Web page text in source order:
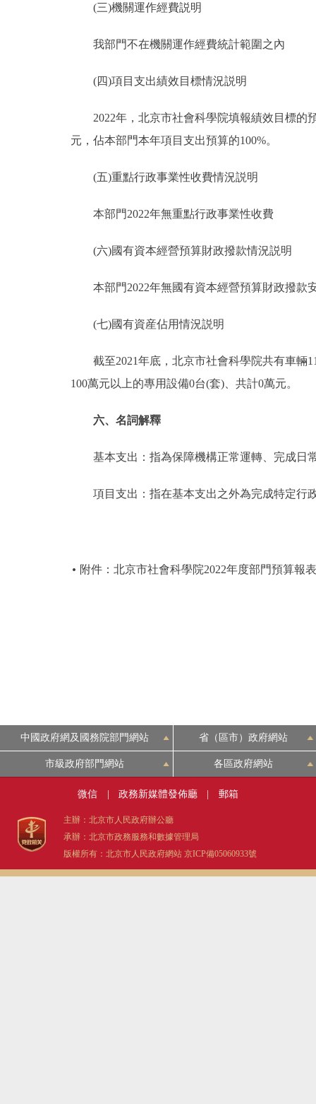
(三)機關運作經費説明
我部門不在機關運作經費統計範圍之內
(四)項目支出績效目標情況説明
2022年，北京市社會科學院填報績效目標的預
元，佔本部門本年項目支出預算的100%。
(五)重點行政事業性收費情況説明
本部門2022年無重點行政事業性收費
(六)國有資本經營預算財政撥款情況説明
本部門2022年無國有資本經營預算財政撥款
(七)國有資産佔用情況説明
截至2021年底，北京市社會科學院共有車輛11
100萬元以上的專用設備0台(套)、共計0萬元。
六、名詞解釋
基本支出：指為保障機構正常運轉、完成日
項目支出：指在基本支出之外為完成特定行
附件：北京市社會科學院2022年度部門預算報表
中國政府網及國務院部門網站 省（區市）政府網站
市級政府部門網站 各區政府網站
微信 政務新媒體發佈廳 郵箱
主辦：北京市人民政府辦公廳
承辦：北京市政務服務和數據管理局
版權所有：北京市人民政府網站 京ICP備05060933號